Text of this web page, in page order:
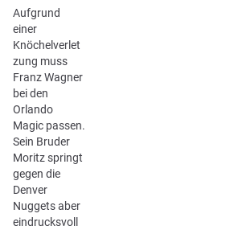
Aufgrund
einer
Knöchelverlet
zung muss
Franz Wagner
bei den
Orlando
Magic passen.
Sein Bruder
Moritz springt
gegen die
Denver
Nuggets aber
eindrucksvoll